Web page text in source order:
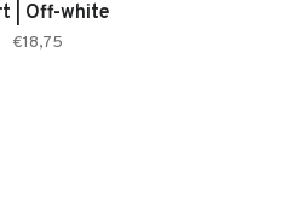
| Off-white
€18,75